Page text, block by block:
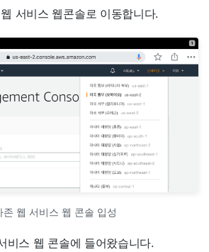
서비스 웹콘솔로 이동합니다.
존 웹 서비스 웹 콘솔 입성
비스 웹 콘솔에 들어왔습니다.